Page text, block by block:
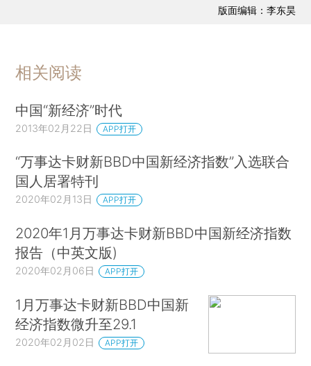
版面编辑：李东昊
相关阅读
中国“新经济”时代
2013年02月22日 APP打开
“万事达卡财新BBD中国新经济指数”入选联合
国人居署特刊
2020年02月13日 APP打开
2020年1月万事达卡财新BBD中国新经济指数
报告（中英文版)
2020年02月06日 APP打开
1月万事达卡财新BBD中国新
经济指数微升至29.1
2020年02月02日 APP打开